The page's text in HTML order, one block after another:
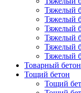
Тяжелый
Тяжелый
Тяжелый
Тяжелый
Тяжелый
Тяжелый
Товарный бетон
Тощий бетон
Тощий